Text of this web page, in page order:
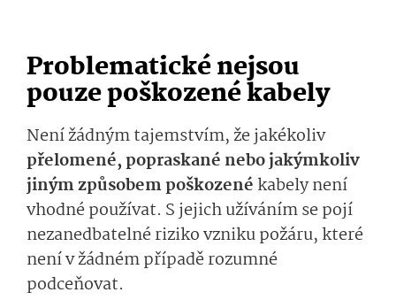
Problematické nejsou
pouze poškozené kabely
Není žádným tajemstvím, že jakékoliv
přelomené, popraskané nebo jakýmkoliv
jiným způsobem poškozené kabely není
vhodné používat. S jejich užíváním se pojí
nezanedbatelné riziko vzniku požáru, které
není v žádném případě rozumné
podceňovat.